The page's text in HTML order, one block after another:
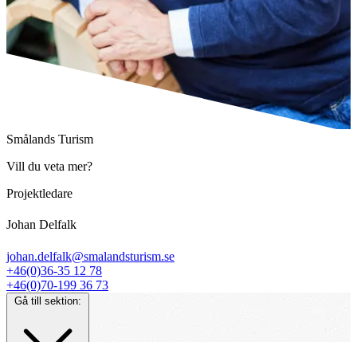
Smålands Turism
Vill du veta mer?
Projektledare
Johan Delfalk
johan.delfalk@smalandsturism.se
+46(0)36-35 12 78
+46(0)70-199 36 73
Gå till sektion: